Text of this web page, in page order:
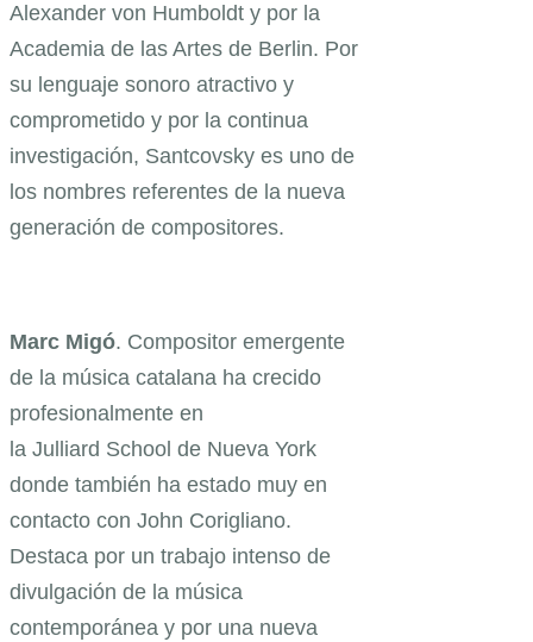
Alexander von Humboldt y por la
Academia de las Artes de Berlin. Por
su lenguaje sonoro atractivo y
comprometido y por la continua
investigación, Santcovsky es uno de
los nombres referentes de la nueva
generación de compositores.
Marc Migó. Compositor emergente
de la música catalana ha crecido
profesionalmente en
la Julliard School de Nueva York
donde también ha estado muy en
contacto con John Corigliano.
Destaca por un trabajo intenso de
divulgación de la música
contemporánea y por una nueva